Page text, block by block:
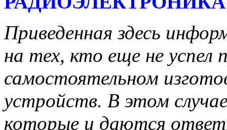
Приведенная здесь
на тех, кто еще не успел
самостоятельном
устройств. В этом
которые и даются